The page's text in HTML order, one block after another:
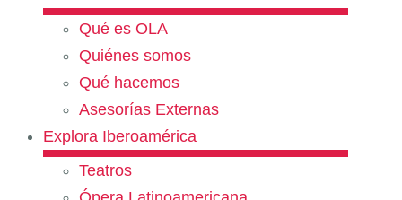
Qué es OLA
Quiénes somos
Qué hacemos
Asesorías Externas
Explora Iberoamérica
Teatros